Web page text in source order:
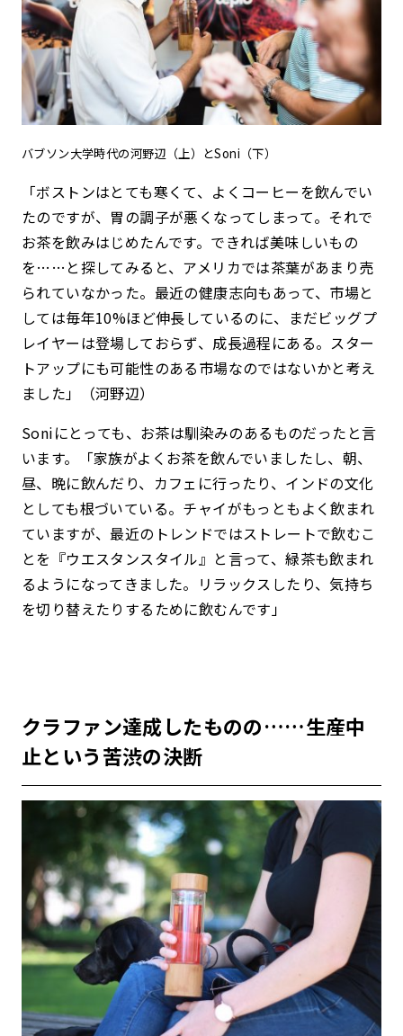
バブソン大学時代の河野辺（上）とSoni（下）
「ボストンはとても寒くて、よくコーヒーを飲んでい
たのですが、胃の調子が悪くなってしまって。それで
お茶を飲みはじめたんです。できれば美味しいもの
を……と探してみると、アメリカでは茶葉があまり売
られていなかった。最近の健康志向もあって、市場と
しては毎年10%ほど伸長しているのに、まだビッグプ
レイヤーは登場しておらず、成長過程にある。スター
トアップにも可能性のある市場なのではないかと考え
ました」（河野辺）
Soniにとっても、お茶は馴染みのあるものだったと言
います。「家族がよくお茶を飲んでいましたし、朝、
昼、晩に飲んだり、カフェに行ったり、インドの文化
としても根づいている。チャイがもっともよく飲まれ
ていますが、最近のトレンドではストレートで飲むこ
とを『ウエスタンスタイル』と言って、緑茶も飲まれ
るようになってきました。リラックスしたり、気持ち
を切り替えたりするために飲むんです」
クラファン達成したものの……生産中
止という苦渋の決断